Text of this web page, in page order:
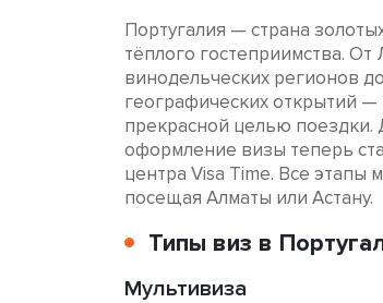
Португалия — страна
тёплого гостеприимства.
винодельческих регионов
географических открытий
прекрасной целью поездки.
оформление визы теперь
центра Visa Time. Все этапы
посещая Алматы или Астану.
Типы виз в
Мультивиза